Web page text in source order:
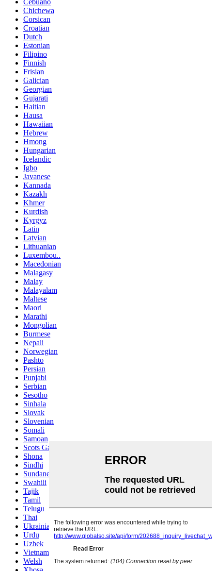
Cebuano
Chichewa
Corsican
Croatian
Dutch
Estonian
Filipino
Finnish
Frisian
Galician
Georgian
Gujarati
Haitian
Hausa
Hawaiian
Hebrew
Hmong
Hungarian
Icelandic
Igbo
Javanese
Kannada
Kazakh
Khmer
Kurdish
Kyrgyz
Latin
Latvian
Lithuanian
Luxembou..
Macedonian
Malagasy
Malay
Malayalam
Maltese
Maori
Marathi
Mongolian
Burmese
Nepali
Norwegian
Pashto
Persian
Punjabi
Serbian
Sesotho
Sinhala
Slovak
Slovenian
Somali
Samoan
Scots Gaelic
Shona
Sindhi
Sundanese
Swahili
Tajik
Tamil
Telugu
Thai
Ukrainian
Urdu
Uzbek
Vietnamese
Welsh